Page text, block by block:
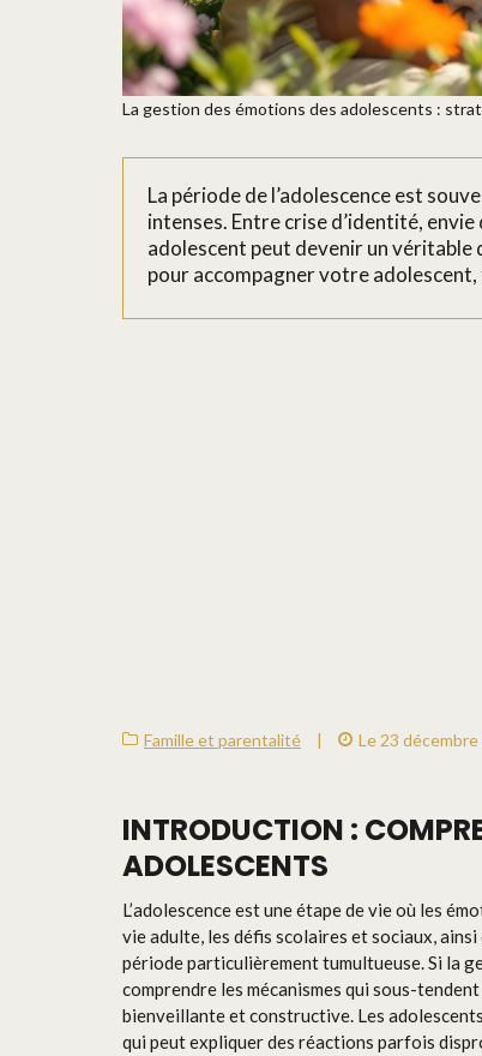
La gestion des émotions des adolescents :
La période de l’adolescence est
intenses. Entre crise d’identité,
adolescent peut devenir un
pour accompagner votre
Famille et parentalité | Le 23
INTRODUCTION :
ADOLESCENTS
L’adolescence est une étape de vie où les
vie adulte, les défis scolaires et sociaux,
période particulièrement tumultueuse. Si la
comprendre les mécanismes qui sous-
bienveillante et constructive. Les
qui peut expliquer des réactions parfois